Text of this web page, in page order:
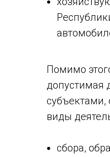
Помимо
допустимая
виды
сбора,